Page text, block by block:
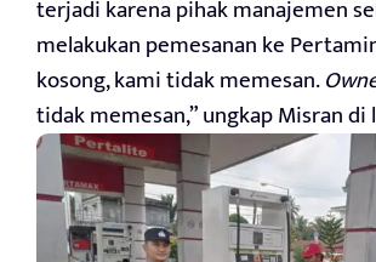
terjadi karena pihak manajemen
melakukan pemesanan ke
kosong, kami tidak memesan.
tidak memesan,” ungkap Misran di